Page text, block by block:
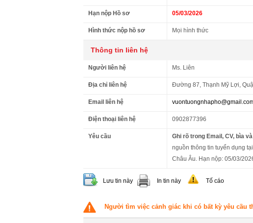
Hạn nộp Hồ sơ 05/03/2026
Hình thức nộp hồ sơ Mọi hình thức
Thông tin liên hệ
Người liên hệ Ms. Liên
Địa chỉ liên hệ Đường 87, Thạnh Mỹ Lợi,
Email liên hệ
Điện thoại liên hệ 0902877396
Yêu cầu Ghi rõ trong Email, CV, bìa
nguồn thông tin tuyển dụng
Châu Âu. Hạn nộp: 05/03/
Lưu tin này In tin này Tố cáo
Người tìm việc cảnh giác khi có bất kỳ yêu cầu